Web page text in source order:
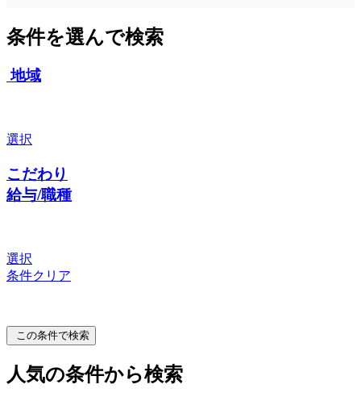
条件を選んで検索
地域
選択
こだわり
給与/職種
選択
条件クリア
この条件で検索
人気の条件から検索